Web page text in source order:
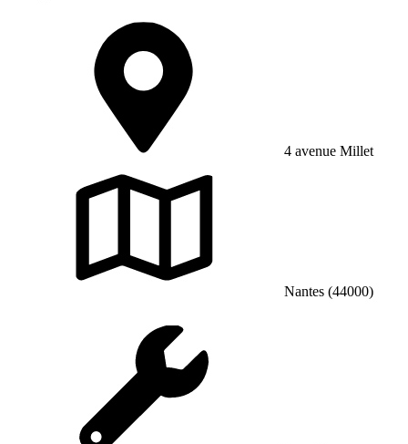
4 avenue Millet
Nantes (44000)